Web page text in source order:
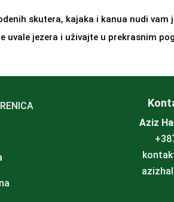
skutera, kajaka i kanua nudi vam
jezera i uživajte u prekrasnim
Aziz